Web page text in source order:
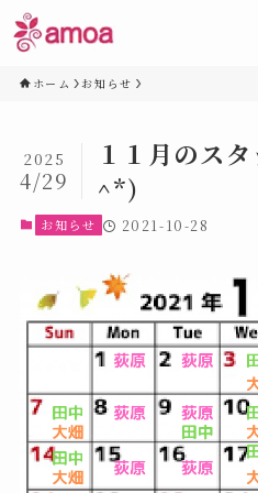
ホーム お知らせ
１１月のス
^*)
2025
4/29
お知らせ 2021-10-28